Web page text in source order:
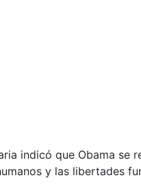
indicó que Obama se
y las libertades